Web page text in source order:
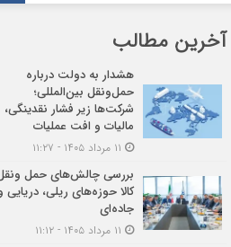
آخرین مطالب
هشدار به دولت درباره
حمل‌ونقل بین‌المللی؛
شرکت‌ها زیر فشار نقدینگی،
مالیات و افت عملیات
بررسی چالش‌های حمل
کالا حوزه‌های ریلی، دریایی
جاده‌ای